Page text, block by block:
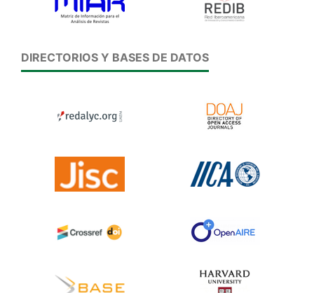
DIRECTORIOS Y BASES DE DATOS